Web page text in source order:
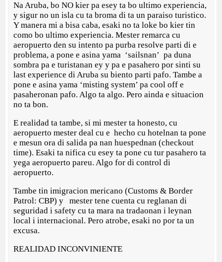
Na Aruba, bo NO kier pa esey ta bo ultimo experiencia,
y sigur no un isla cu ta broma di ta un paraiso turistico.
Y manera mi a bisa caba, esaki no ta loke bo kier tin
como bo ultimo experiencia. Mester remarca cu
aeropuerto den su intento pa purba resolve parti di e
problema, a pone e asina yama ‘sailsnan’ pa duna
sombra pa e turistanan ey y pa e pasahero por sinti su
last experience di Aruba su biento parti pafo. Tambe a
pone e asina yama ‘misting system’ pa cool off e
pasaheronan pafo. Algo ta algo. Pero ainda e situacion
no ta bon.
E realidad ta tambe, si mi mester ta honesto, cu
aeropuerto mester deal cu e hecho cu hotelnan ta pone
e mesun ora di salida pa nan huespednan (checkout
time). Esaki ta nifica cu esey ta pone cu tur pasahero ta
yega aeropuerto pareu. Algo for di control di
aeropuerto.
Tambe tin imigracion mericano (Customs & Border
Patrol: CBP) y mester tene cuenta cu reglanan di
seguridad i safety cu ta mara na tradaonan i leynan
local i internacional. Pero atrobe, esaki no por ta un
excusa.
REALIDAD INCONVINIENTE